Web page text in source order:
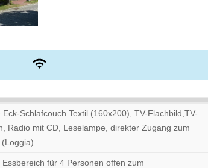
Eck-Schlafcouch Textil (160x200), TV-Flachbild,TV-
Radio mit CD, Leselampe, direkter Zugang zum
Essbereich für 4 Personen offen zum